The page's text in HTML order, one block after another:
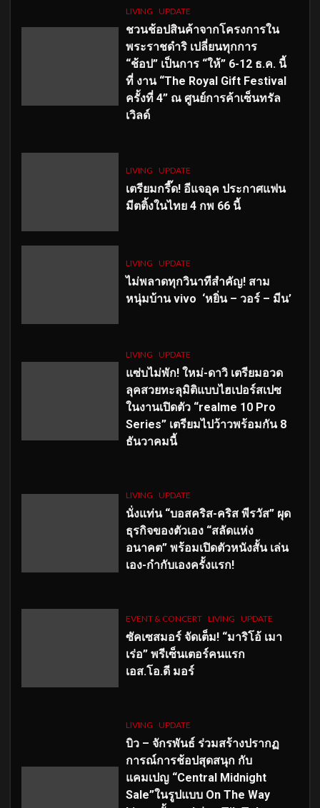
LIVING UPDATE
ชวนช้อปสินค้าจากโครงการใน
พระราชดำริ เปลี่ยนทุกการ
“ช้อป” เป็นการ “ให้” 6-12 ธ.ค. นี้
ที่ งาน “The Royal Gift Festival
ครั้งที่ 4” ณ ศูนย์การค้าเซ็นทรัล
เวิลด์
LIVING UPDATE
เตรียมกรี๊ด! อีแจอุค ประกาศแฟน
มีตติ้งในไทย 4 กพ 66 นี้
LIVING UPDATE
ไม่พลาดทุกวินาทีสำคัญ! สาม
หนุ่มบ้าน vivo ‘หยิ่น – วอร์ – มีน’
LIVING UPDATE
แซ่บไม่พัก! ใหม่-ดาวิ เตรียมอวด
ลุคสวยทะลุมิติแบบไฮเปอร์สเปซ
ในงานเปิดตัว “realme 10 Pro
Series” เตรียมไปว้าวพร้อมกัน 8
ธันวาคมนี้
LIVING UPDATE
นั่งแท่น “บอสคริส-คริส พีรวัส” ผุด
ธุรกิจของตัวเอง “สลัดแห่ง
อนาคต” พร้อมเปิดตัวหนังสั้น เล่น
เอง-กำกับเองครั้งแรก!
EVENT & CONCERT LIVING UPDATE
ซัคเซสมอร์ จัดเต็ม! “มาริโอ้ เมา
เร่อ” พรีเซ็นเตอร์คนแรก
เอส.โอ.ดี มอร์
LIVING UPDATE
บิว – จักรพันธ์ ร่วมสร้างปรากฏ
การณ์การช้อปสุดสนุก กับ
แคมเปญ “Central Midnight
Sale”ในรูปแบบ On The Way